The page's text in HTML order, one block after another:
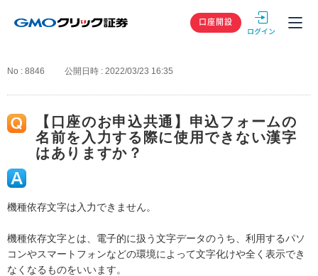
GMOクリック
口座開設
No : 8846 公開日時 : 2022/03/23 16:35
【口座のお申込共通】申込フォームの
名前を入力する際に使用できない漢字
はありますか？
機種依存文字は入力できません。
機種依存文字とは、電子的に扱う文字データのうち、利用するパソ
コンやスマートフォンなどの環境によって文字化けや全く表示でき
なくなるものをいいます。